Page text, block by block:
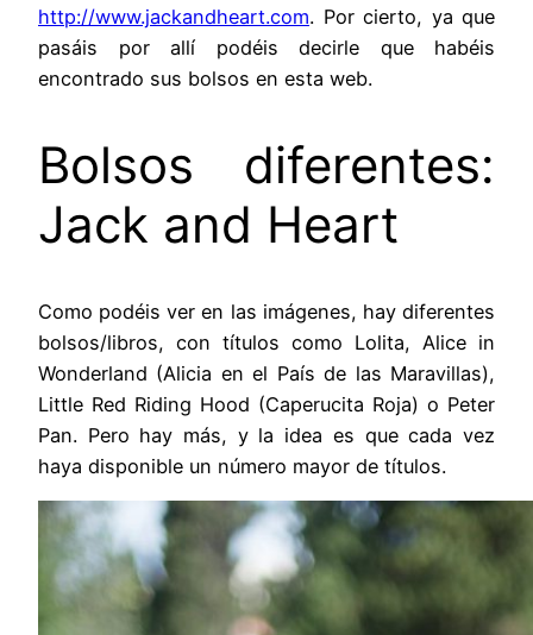
http://www.jackandheart.com. Por cierto, ya que
pasáis por allí podéis decirle que habéis
encontrado sus bolsos en esta web.
Bolsos diferentes:
Jack and Heart
Como podéis ver en las imágenes, hay diferentes
bolsos/libros, con títulos como Lolita, Alice in
Wonderland (Alicia en el País de las Maravillas),
Little Red Riding Hood (Caperucita Roja) o Peter
Pan. Pero hay más, y la idea es que cada vez
haya disponible un número mayor de títulos.